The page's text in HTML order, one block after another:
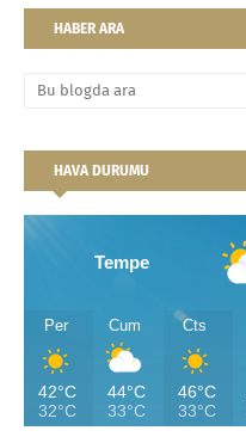
HABER ARA
HAVA DURUMU
Tempe
Per
42°C
32°C
Cum
44°C
33°C
Cts
46°C
33°C